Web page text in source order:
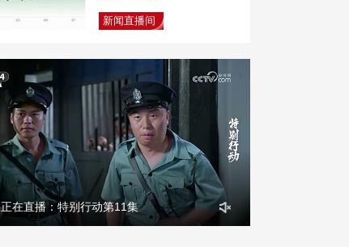
新闻直播间
正在直播：特别行动第11集